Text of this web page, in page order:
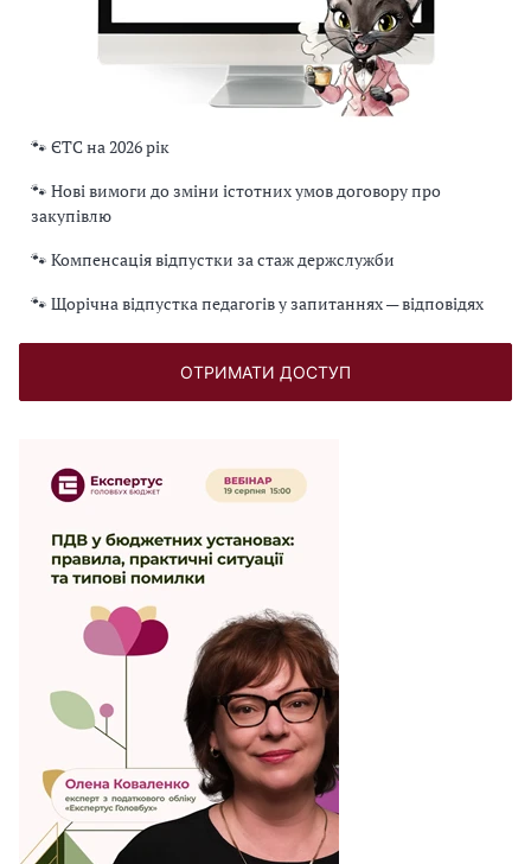
🐾 ЄТС на 2026 рік
🐾 Нові вимоги до зміни істотних умов договору про
закупівлю
🐾 Компенсація відпустки за стаж держслужби
🐾 Щорічна відпустка педагогів у запитаннях — відповідях
ОТРИМАТИ ДОСТУП